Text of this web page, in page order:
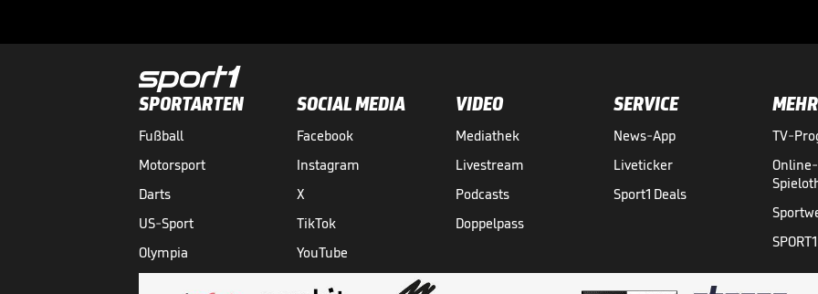
SPORTARTEN
Fußball
Motorsport
Darts
US-Sport
Olympia
SOCIAL MEDIA
Facebook
Instagram
X
TikTok
YouTube
VIDEO
Mediathek
Livestream
Podcasts
Doppelpass
SERVICE
News-App
Liveticker
Sport1 Deals
MEHR
TV-